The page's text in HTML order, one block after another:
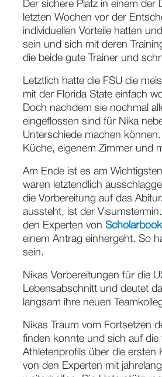
von der Universität gestellten
bekommen und ihn innerhalb
Der sichere Platz in einem
letzten Wochen vor der
individuellen Vorteile hatten
sein und sich mit deren
die beide gute Trainer und
Letztlich hatte die FSU die
mit der Florida State einfach
Doch nachdem sie nochmal
eingeflossen sind für Nika
Unterschiede machen
Küche, eigenem Zimmer und
Am Ende ist es am
waren letztendlich
die Vorbereitung auf das
den Experten vonScholarbook
einem Antrag einhergeht. So
sein.
Nikas Vorbereitungen für die
Lebensabschnitt und deutet
langsam ihre neuen
Nikas Traum vom Fortsetzen